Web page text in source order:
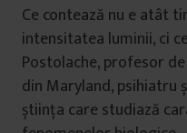
Ce contează nu e atât
intensitatea luminii, ci
Postolache, profesor
din Maryland, psihiatru
știința care studiază